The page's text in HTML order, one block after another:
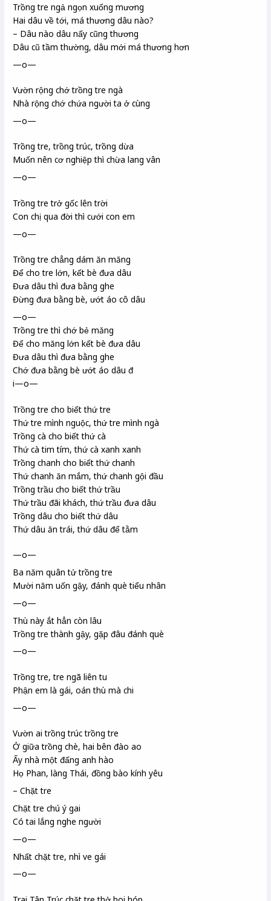
Trồng tre ngả ngọn xuống mương
Hai dâu về tới, má thương dâu nào?
– Dâu nào dâu nấy cũng thương
Dâu cũ tầm thường, dâu mới má thương hơn
—o—
Vườn rộng chớ trồng tre ngà
Nhà rộng chớ chứa người ta ở cùng
—o—
Trồng tre, trồng trúc, trồng dừa
Muốn nên cơ nghiệp thì chừa lang vân
—o—
Trồng tre trở gốc lên trời
Con chị qua đời thì cưới con em
—o—
Trồng tre chẳng dám ăn măng
Để cho tre lớn, kết bè đưa dâu
Đưa dâu thì đưa bằng ghe
Đừng đưa bằng bè, ướt áo cô dâu
—o—
Trồng tre thì chớ bẻ măng
Để cho măng lớn kết bè đưa dâu
Đưa dâu thì đưa bằng ghe
Chớ đưa bằng bè ướt áo dâu đ
i—o—
Trồng tre cho biết thứ tre
Thứ tre mình nguộc, thứ tre mình ngà
Trồng cà cho biết thứ cà
Thứ cà tim tím, thứ cà xanh xanh
Trồng chanh cho biết thứ chanh
Thứ chanh ăn mắm, thứ chanh gội đầu
Trồng trầu cho biết thứ trầu
Thứ trầu đãi khách, thứ trầu đưa dâu
Trồng dâu cho biết thứ dâu
Thứ dâu ăn trái, thứ dâu để tằm
—o—
Ba năm quân tửtrồng tre
Mười năm uốn gậy, đánh què tiểu nhân
—o—
Thù này ắt hẳn còn lâu
Trồng tre thành gậy, gặp đâu đánh què
—o—
Trồng tre, tre ngã liên tu
Phận em là gái, oán thù mà chi
—o—
Vườn ai trồng trúc trồng tre
Ở giữa trồng chè, hai bên đào ao
Ấy nhà một đấng anh hào
Họ Phan, làng Thái, đồng bào kính yêu
– Chặt tre
Chặt tre chú ý gai
Có tai lắng nghe người
—o—
Nhất chặt tre, nhì ve gái
—o—